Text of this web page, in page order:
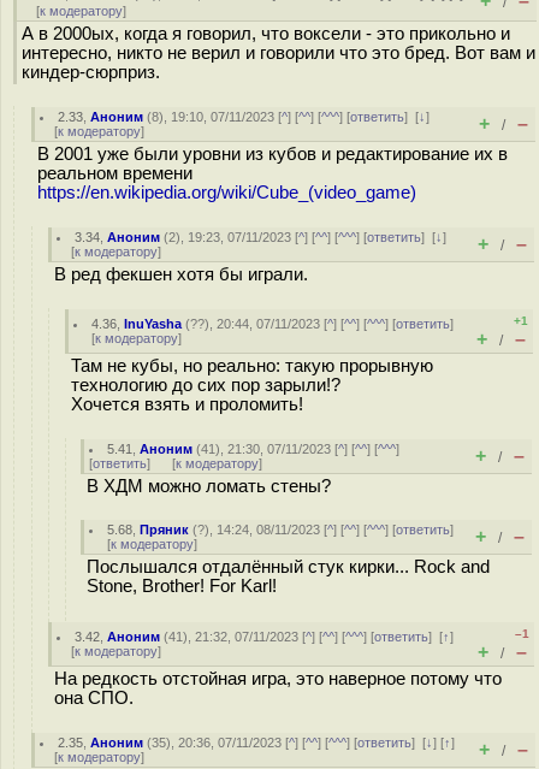
[к модератору]
А в 2000ых, когда я говорил, что воксели - это прикольно и
интересно, никто не верил и говорили что это бред. Вот вам и
киндер-сюрприз.
2.33 ,Аноним (8), 19:10, 07/11/2023 [^] [^^] [^^^] [ответить][↓]
[к модератору] + / –
В 2001 уже были уровни из кубов и редактирование их в
реальном времени
https://en.wikipedia.org/wiki/Cube_(video_game)
3.34 ,Аноним (2), 19:23, 07/11/2023 [^] [^^] [^^^] [ответить][↓]
[к модератору] + / –
В ред фекшен хотя бы играли.
4.36 ,InuYasha (??), 20:44, 07/11/2023 [^] [^^] [^^^] [ответить]
[к модератору]
+1
+ / –
Там не кубы, но реально: такую прорывную
технологию до сих пор зарыли!?
Хочется взять и проломить!
5.41 ,Аноним (41), 21:30, 07/11/2023 [^] [^^] [^^^]
[ответить] [к модератору] + / –
В ХДМ можно ломать стены?
5.68 ,Пряник (?), 14:24, 08/11/2023 [^] [^^] [^^^] [ответить]
[к модератору] + / –
Послышался отдалённый стук кирки... Rock and
Stone, Brother! For Karl!
3.42 ,Аноним (41), 21:32, 07/11/2023 [^] [^^] [^^^] [ответить][↑]
[к модератору]
–1
+ / –
На редкость отстойная игра, это наверное потому что
она СПО.
2.35 ,Аноним (35), 20:36, 07/11/2023 [^] [^^] [^^^] [ответить][↓] [↑]
[к модератору] + / –